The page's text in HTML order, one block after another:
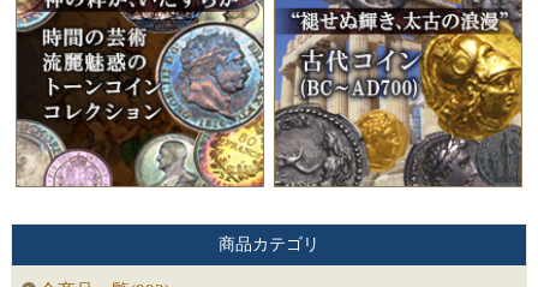
商品カテゴリ